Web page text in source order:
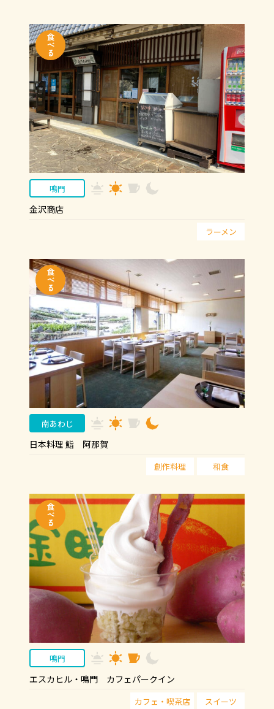
鳴門
金沢商店
ラーメン
南あわじ
日本料理 鮨 阿那賀
創作料理 和食
鳴門
エスカヒル・鳴門 カフェパークイン
カフェ・喫茶店 スイーツ